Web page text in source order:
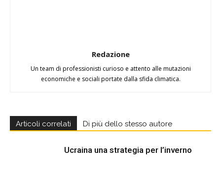
Redazione
Un team di professionisti curioso e attento alle mutazioni
economiche e sociali portate dalla sfida climatica.
Articoli correlati Di più dello stesso autore
Ucraina una strategia per l’inverno